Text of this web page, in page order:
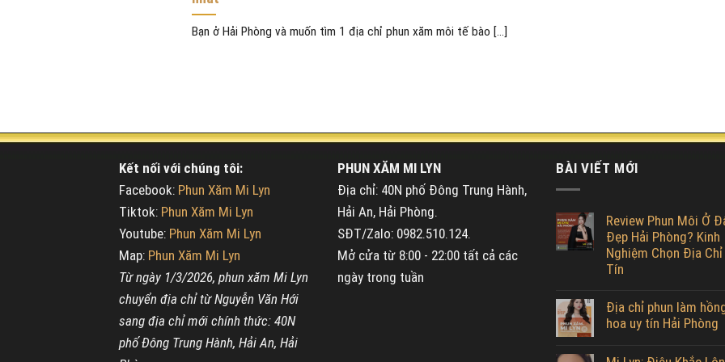
Bạn ở Hải Phòng và muốn tìm 1 địa chỉ phun xăm môi tế bào [...]
Kết nối với chúng tôi:
Facebook: Phun Xăm Mi Lyn
Tiktok: Phun Xăm Mi Lyn
Youtube: Phun Xăm Mi Lyn
Map: Phun Xăm Mi Lyn
Từ ngày 1/3/2026, phun xăm Mi Lyn
chuyển địa chỉ từ Nguyễn Văn Hới
sang địa chỉ mới chính thức: 40N
phố Đông Trung Hành, Hải An, Hải
PHUN XĂM MI LYN
Địa chỉ: 40N phố Đông Trung Hành,
Hải An, Hải Phòng.
SĐT/Zalo: 0982.510.124.
Mở cửa từ 8:00 - 22:00 tất cả các
ngày trong tuần
BÀI VIẾT MỚI
Review Phun Môi Ở
Đẹp Hải Phòng? Kinh
Nghiệm Chọn Địa Chỉ
Tín
Địa chỉ phun làm
hoa uy tín Hải Phòng